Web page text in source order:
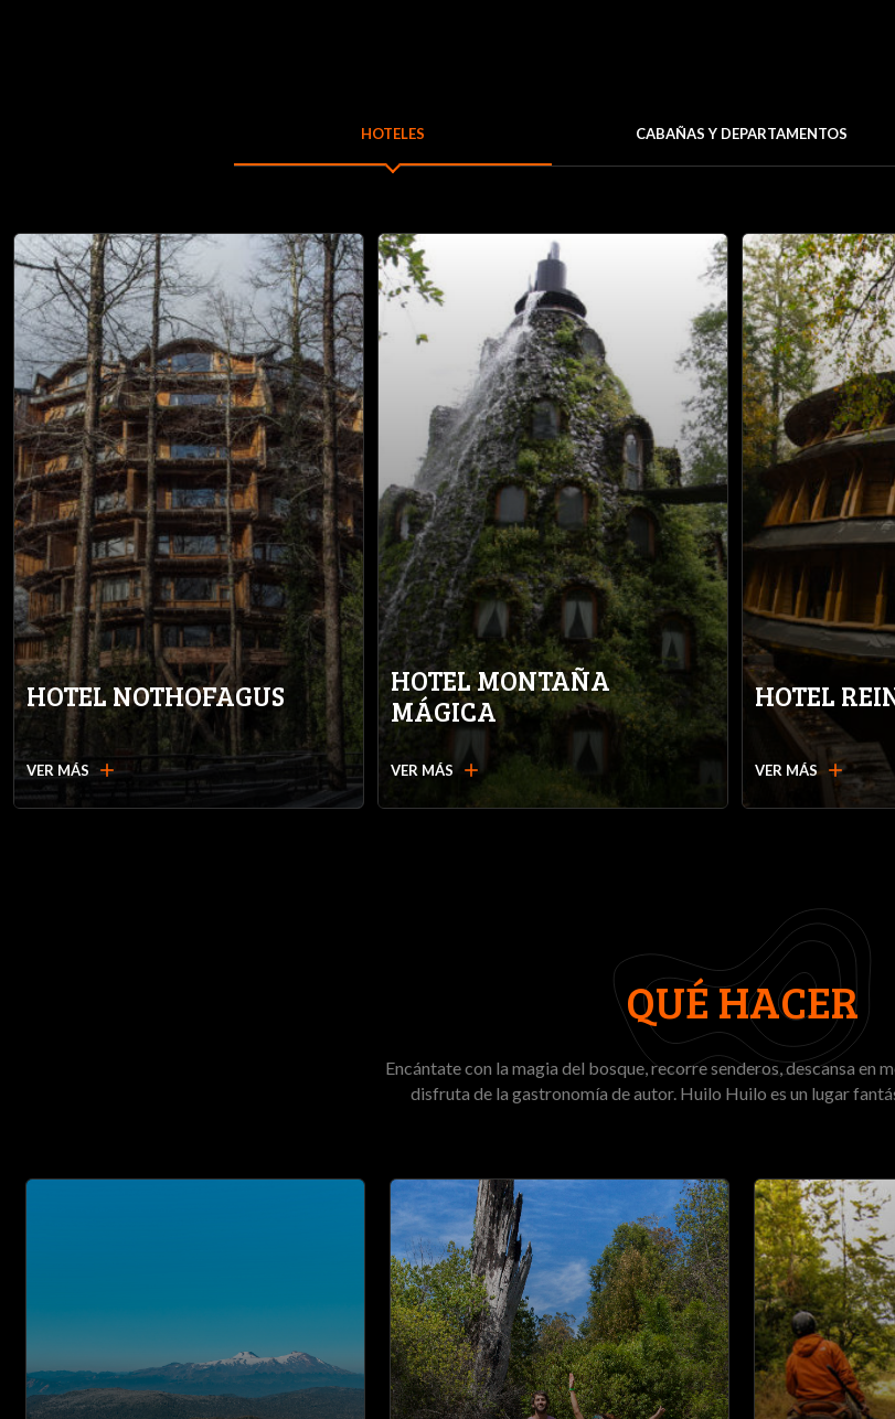
HOTELES CABAÑAS Y DEPARTAMENTOS
HOTEL NOTHOFAGUS
VER MÁS add
HOTEL MONTAÑA
MÁGICA
VER MÁS add
HOTEL
VER MÁS add
QUÉ HACER
Encántate con la magia del bosque, recorre senderos, descansa en
disfruta de la gastronomía de autor. Huilo Huilo es un lugar